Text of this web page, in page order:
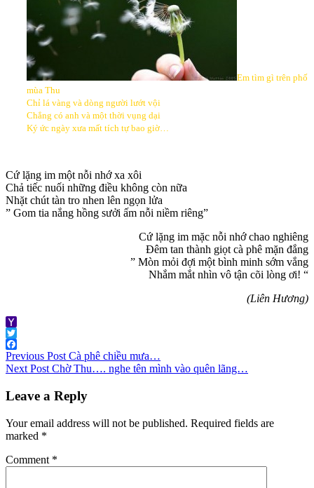
Em tìm gì trên phố
mùa Thu
Chỉ lá vàng và dòng người lướt vội
Chẳng có anh và một thời vụng dại
Ký ức ngày xưa mất tích tự bao giờ…
Cứ lặng im một nỗi nhớ xa xôi
Chả tiếc nuối những điều không còn nữa
Nhặt chút tàn tro nhen lên ngọn lửa
” Gom tia nắng hồng sưởi ấm nỗi niềm riêng”
Cứ lặng im mặc nỗi nhớ chao nghiêng
Đêm tan thành giọt cà phê mặn đắng
” Mòn mỏi đợi một bình minh sớm vắng
Nhắm mắt nhìn vô tận cõi lòng ơi! “
(Liên Hương)
Yahoo
Mail
Twitter
Facebook
Post
navigation
Previous Post Cà phê chiều mưa…
Next Post Chờ Thu…. nghe tên mình vào quên lãng…
Leave a Reply
Your email address will not be published. Required fields are
marked *
Comment *